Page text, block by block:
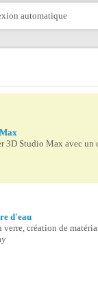
automatique
3D Studio Max avec un
d'eau
création de